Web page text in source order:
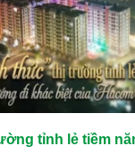
tỉnh lẻ tiềm